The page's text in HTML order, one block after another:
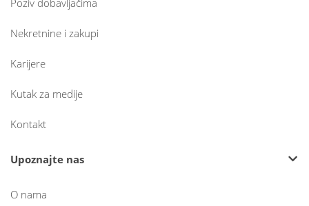
Poziv dobavljačima
Nekretnine i zakupi
Karijere
Kutak za medije
Kontakt
Upoznajte nas
O nama